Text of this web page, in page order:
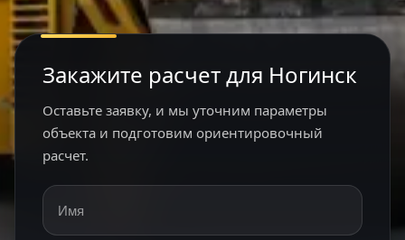
Закажите расчет для Ногинск
Оставьте заявку, и мы уточним параметры
объекта и подготовим ориентировочный
расчет.
Имя
Телефон